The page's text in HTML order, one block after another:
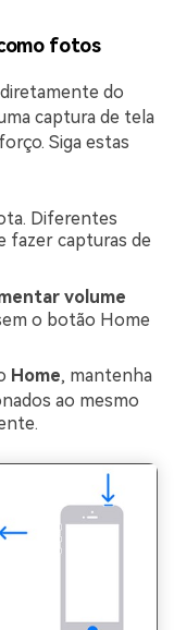
fotos
do
captura de tela
Siga estas
Diferentes
fazer capturas de
volume
o botão Home
Home, mantenha
ao mesmo